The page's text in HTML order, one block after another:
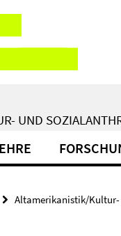
UND
Altamerikanistik/